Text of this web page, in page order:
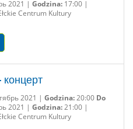
2021 | Godzina:17:00 |
Centrum Kultury
2021 | Godzina:20:00 Do
2021 | Godzina:21:00 |
Centrum Kultury